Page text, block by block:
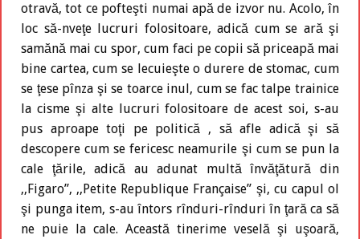
otravă, tot ce pofteşti numai apă de izvor nu. Acolo, în
loc să-nveţe lucruri folositoare, adică cum se ară şi
samănă mai cu spor, cum faci pe copii să priceapă mai
bine cartea, cum se lecuieşte o durere de stomac, cum
se ţese pînza şi se toarce inul, cum se fac talpe trainice
la cisme şi alte lucruri folositoare de acest soi, s-au
pus aproape toţi pe politică , să afle adică şi să
descopere cum se fericesc neamurile şi cum se pun la
cale ţările, adică au adunat multă învăţătură din
,,Figaro”, ,,Petite Republique Française” şi, cu capul ol
şi punga item, s-au întors rînduri-rînduri în ţară ca să
ne puie la cale. Această tinerime veselă şi uşoară,